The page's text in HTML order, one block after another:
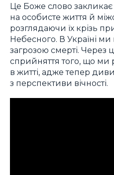
Це Боже слово закликає
на особисте життя й
розглядаючи їх крізь
Небесного. В Україні
загрозою смерті. Через
сприйняття того, що ми
в житті, адже тепер
з перспективи вічності.